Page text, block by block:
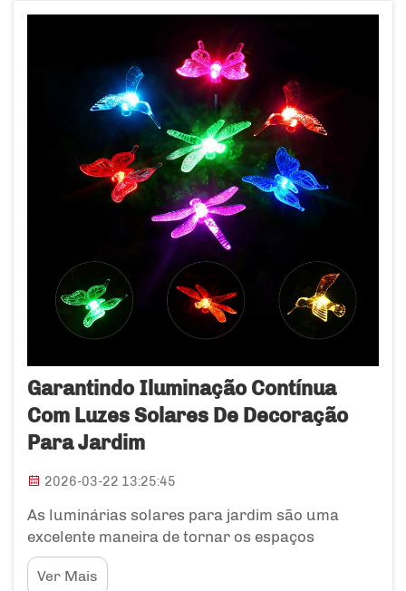
ajudar os negócios em dife...
Garantindo Iluminação Contínua
Com Luzes Solares De Decoração
Para Jardim
2026-03-22 13:25:45
As luminárias solares para jardim são uma
excelente maneira de tornar os espaços
externos mais iluminados. Elas obtêm energia do
sol para iluminar jardins, pátios e passagens.
Ver Mais